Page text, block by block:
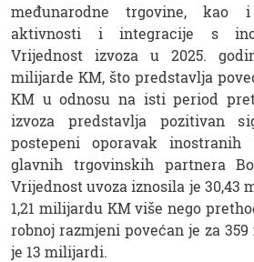
međunarodne trgovine, kao
aktivnosti i integracije s
Vrijednost izvoza u 2025.
milijarde KM, što predstavlja
KM u odnosu na isti period
izvoza predstavlja pozitivan
postepeni oporavak
glavnih trgovinskih partnera
Vrijednost uvoza iznosila je 30,43
1,21 milijardu KM više nego
robnoj razmjeni povećan je za
je 13 milijardi.